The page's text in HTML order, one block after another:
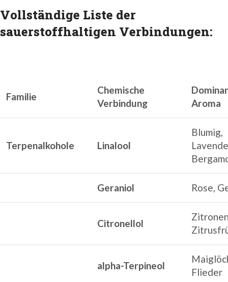
Vollständige Liste der
sauerstoffhaltigen Verbindungen:
Familie
Chemische
Verbindung
Aroma
Terpenalkohole Linalool
Blumig,
Geraniol Rose,
Citronellol
alpha-Terpineol
Flieder